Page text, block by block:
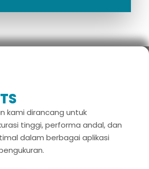
kami dirancang untuk
tinggi, performa andal, dan
dalam berbagai aplikasi